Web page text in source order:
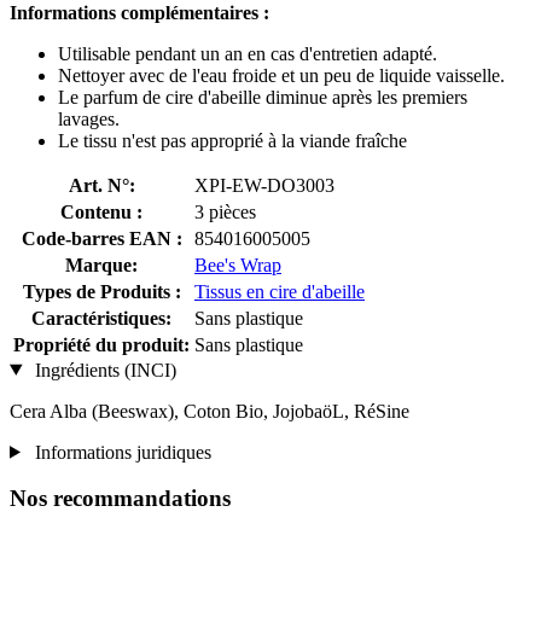
Informations complémentaires :
Utilisable pendant un an en cas d'entretien adapté.
Nettoyer avec de l'eau froide et un peu de liquide vaisselle.
Le parfum de cire d'abeille diminue après les premiers
lavages.
Le tissu n'est pas approprié à la viande fraîche
Art. N°:
XPI-EW-DO3003
Contenu :
3 pièces
Code-barres EAN :
854016005005
Marque:
Bee's Wrap
Types de Produits :
Tissus en cire d'abeille
Caractéristiques:
Sans plastique
Propriété du produit: Sans plastique
Ingrédients (INCI)
Cera Alba (Beeswax), Coton Bio, JojobaöL, RéSine
Informations juridiques
Nos recommandations